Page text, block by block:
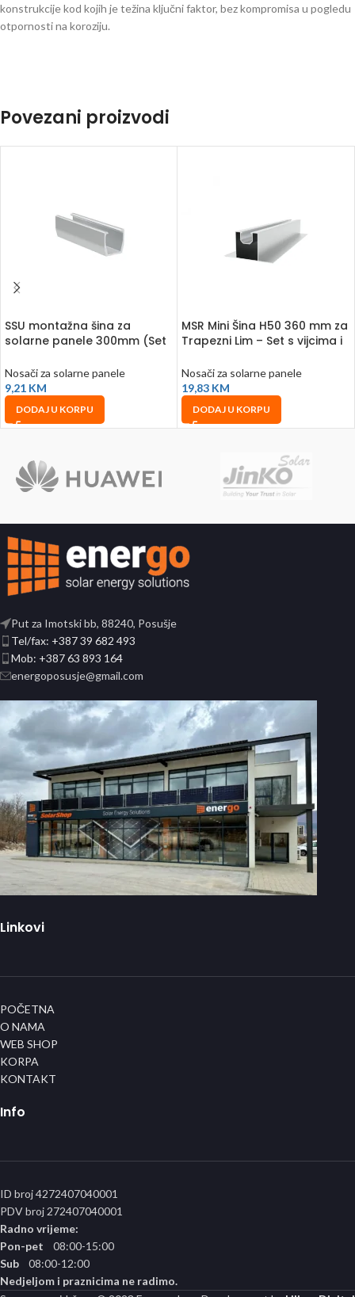
konstrukcije kod kojih je težina ključni faktor, bez kompromisa u pogledu
otpornosti na koroziju.
Povezani proizvodi
SSU montažna šina za
solarne panele 300mm (Set
Nosači za solarne panele
9,21 KM
DODAJ U KORPU
MSR Mini Šina H50 360 mm za
Trapezni Lim – Set s vijcima i
Nosači za solarne panele
19,83 KM
DODAJ U KORPU
Put za Imotski bb, 88240, Posušje
Tel/fax: +387 39 682 493
Mob: +387 63 893 164
energoposusje@gmail.com
Linkovi
POČETNA
O NAMA
WEB SHOP
KORPA
KONTAKT
Info
ID broj 4272407040001
PDV broj 272407040001
Radno vrijeme:
Pon-pet
08:00-15:00
Sub
08:00-12:00
Nedjeljom i praznicima ne radimo.